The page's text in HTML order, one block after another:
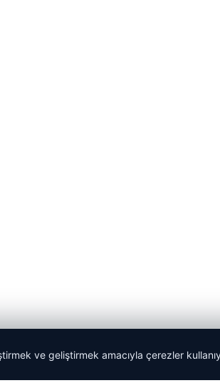
ve geliştirmek amacıyla çerezler